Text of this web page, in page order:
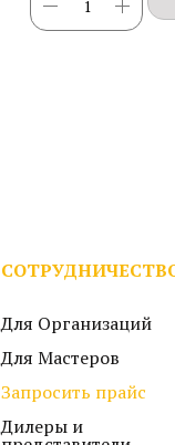
Для Организаций
Для Мастеров
Запросить прайс
Дилеры и